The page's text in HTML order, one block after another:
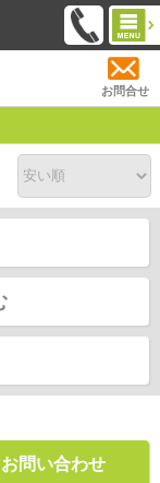
お問合せ
お問い合わせ